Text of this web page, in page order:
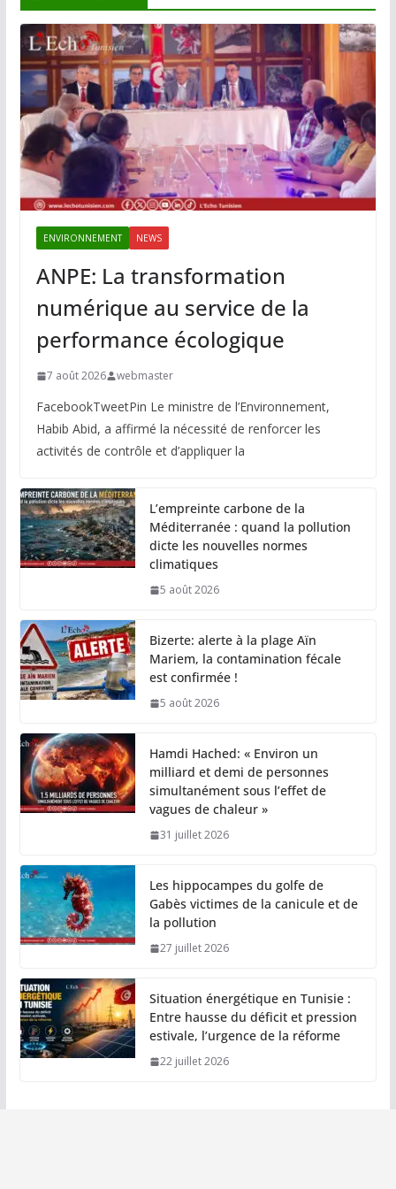
ENVIRONNEMENT NEWS
ANPE: La transformation
numérique au service de la
performance écologique
7 août 2026 webmaster
FacebookTweetPin Le ministre de l’Environnement,
Habib Abid, a affirmé la nécessité de renforcer les
activités de contrôle et d’appliquer la
L’empreinte carbone de la
Méditerranée : quand la pollution
dicte les nouvelles normes
climatiques
5 août 2026
Bizerte: alerte à la plage Aïn
Mariem, la contamination fécale
est confirmée !
5 août 2026
Hamdi Hached: « Environ un
milliard et demi de personnes
simultanément sous l’effet de
vagues de chaleur »
31 juillet 2026
Les hippocampes du golfe de
Gabès victimes de la canicule et de
la pollution
27 juillet 2026
Situation énergétique en Tunisie :
Entre hausse du déficit et pression
estivale, l’urgence de la réforme
22 juillet 2026